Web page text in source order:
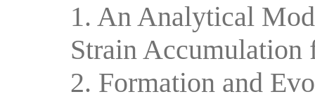
1. An Analytical
Strain
2. Formation and